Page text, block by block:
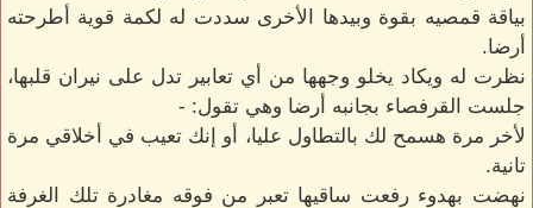
بياقة قمصيه بقوة وبيدها الأخرى سددت له لكمة قوية أطرحته
أرضا.
نظرت له ويكاد يخلو وجهها من أي تعابير تدل على نيران قلبها،
جلست القرفصاء بجانبه أرضا وهي تقول: -
لأخر مرة هسمح لك بالتطاول عليا، أو إنك تعيب في أخلاقي مرة
تانية.
نهضت بهدوء رفعت ساقيها تعبر من فوقه مغادرة تلك الغرفة